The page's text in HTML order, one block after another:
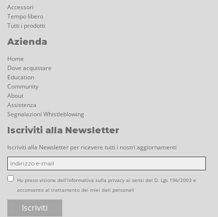
Accessori
Tempo libero
Tutti i prodotti
Azienda
Home
Dove acquistare
Education
Community
About
Assistenza
Segnalazioni Whistleblowing
Iscriviti alla Newsletter
Iscriviti alla Newsletter per ricevere tutti i nostri aggiornamenti
Ho preso visione dell'informativa sulla privacy ai sensi del D. Lgs 196/2003 e
acconsento al trattamento dei miei dati personali